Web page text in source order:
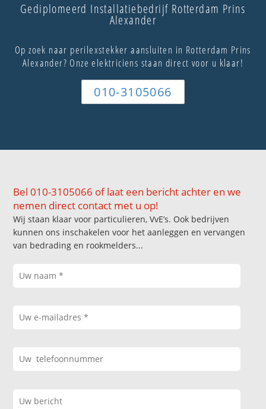
Gediplomeerd Installatiebedrijf Rotterdam Prins
Alexander
Op zoek naar perilexstekker aansluiten in Rotterdam Prins
Alexander? Onze elektriciens staan direct voor u klaar!
010-3105066
Bel 010-3105066 of laat een bericht achter en we
nemen direct contact met u op!
Wij staan klaar voor particulieren, VvE’s. Ook bedrijven
kunnen ons inschakelen voor het aanleggen en vervangen
van bedrading en rookmelders...